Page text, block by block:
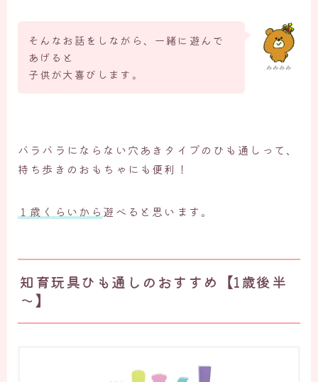
みみみみ
そんなお話をしながら、一緒に遊んで
あげると
子供が大喜びします。
バラバラにならない穴あきタイプのひも通しって、
持ち歩きのおもちゃにも便利！
１歳くらいから 遊べると思います。
知育玩具ひも通しのおすすめ【1歳後半
～】